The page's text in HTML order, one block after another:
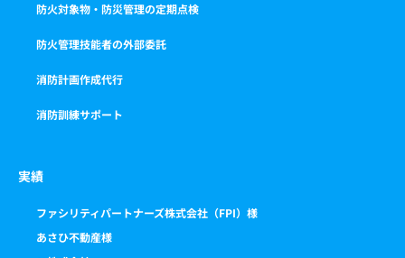
防火対象物・防災管理の定期点検
防火管理技能者の外部委託
消防計画作成代行
消防訓練サポート
実績
ファシリティパートナーズ株式会社（FPI）様
あさひ不動産様